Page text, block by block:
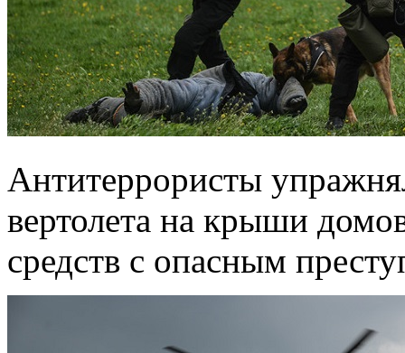
Антитеррористы
вертолета на крыши
средств с опасным